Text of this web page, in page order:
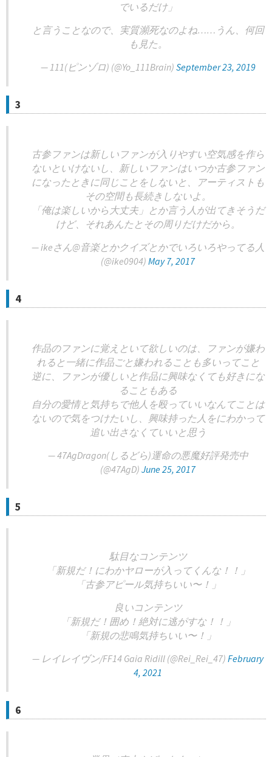
でいるだけ」
と言うことなので、実質瀕死なのよね……うん、何回
も見た。
— 111(ピンゾロ) (@Yo_111Brain) September 23, 2019
3
古参ファンは新しいファンが入りやすい空気感を作ら
ないといけないし、新しいファンはいつか古参ファン
になったときに同じことをしないと、アーティストも
その空間も長続きしないよ。
「俺は楽しいから大丈夫」とか言う人が出てきそうだ
けど、それあんたとその周りだけだから。
— ikeさん@音楽とかクイズとかでいろいろやってる人
(@ike0904) May 7, 2017
4
作品のファンに覚えといて欲しいのは、ファンが嫌わ
れると一緒に作品ごと嫌われることも多いってこと
逆に、ファンが優しいと作品に興味なくても好きにな
ることもある
自分の愛情と気持ちで他人を殴っていいなんてことは
ないので気をつけたいし、興味持った人をにわかって
追い出さなくていいと思う
— 47AgDragon(しるどら)運命の悪魔好評発売中
(@47AgD) June 25, 2017
5
駄目なコンテンツ
「新規だ！にわかヤローが入ってくんな！！」
「古参アピール気持ちいい〜！」
良いコンテンツ
「新規だ！囲め！絶対に逃がすな！！」
「新規の悲鳴気持ちいい〜！」
— レイレイヴン/FF14 Gaia Ridill (@Rei_Rei_47) February
4, 2021
6